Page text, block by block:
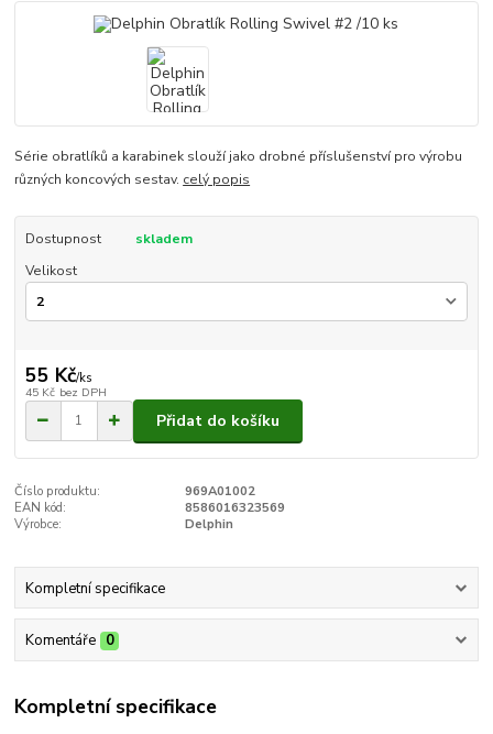
Série obratlíků a karabinek slouží jako drobné příslušenství pro výrobu
různých koncových sestav. celý popis
Dostupnost
skladem
Velikost
55 Kč/ks
45 Kč bez DPH
Přidat do košíku
Číslo produktu:
969A01002
EAN kód:
8586016323569
Výrobce:
Delphin
Kompletní specifikace
Komentáře 0
Kompletní specifikace